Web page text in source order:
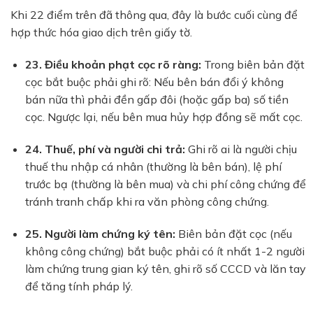
Khi 22 điểm trên đã thông qua, đây là bước cuối cùng để
hợp thức hóa giao dịch trên giấy tờ.
23. Điều khoản phạt cọc rõ ràng: Trong biên bản đặt
cọc bắt buộc phải ghi rõ: Nếu bên bán đổi ý không
bán nữa thì phải đền gấp đôi (hoặc gấp ba) số tiền
cọc. Ngược lại, nếu bên mua hủy hợp đồng sẽ mất cọc.
24. Thuế, phí và người chi trả: Ghi rõ ai là người chịu
thuế thu nhập cá nhân (thường là bên bán), lệ phí
trước bạ (thường là bên mua) và chi phí công chứng để
tránh tranh chấp khi ra văn phòng công chứng.
25. Người làm chứng ký tên: Biên bản đặt cọc (nếu
không công chứng) bắt buộc phải có ít nhất 1-2 người
làm chứng trung gian ký tên, ghi rõ số CCCD và lăn tay
để tăng tính pháp lý.